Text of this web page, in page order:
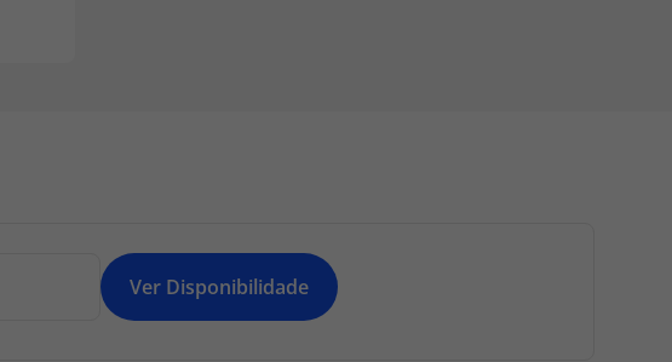
Ver Disponibilidade